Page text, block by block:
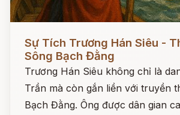
Sự Tích Trương Hán Siêu -
Sông Bạch Đằng
Trương Hán Siêu không chỉ là
Trần mà còn gắn liền với truyền
Bạch Đằng. Ông được dân gian